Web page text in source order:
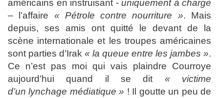
américains en instruisant - uniquement à charge
– l’affaire « Pétrole contre nourriture ». Mais
depuis, ses amis ont quitté le devant de la
scène internationale et les troupes américaines
sont parties d’Irak « la queue entre les jambes ».
Ce n’est pas moi qui vais plaindre Courroye
aujourd’hui quand il se dit « victime
d’un lynchage médiatique » ! Il goutte un peu de